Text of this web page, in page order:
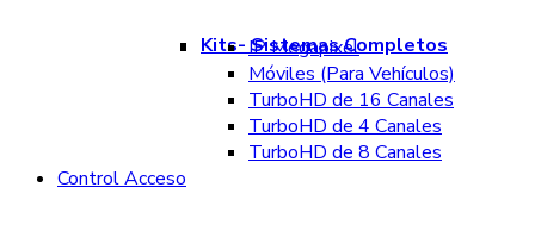
Kits- Sistemas Completos
IP Megapixel
Móviles (Para Vehículos)
TurboHD de 16 Canales
TurboHD de 4 Canales
TurboHD de 8 Canales
Control Acceso